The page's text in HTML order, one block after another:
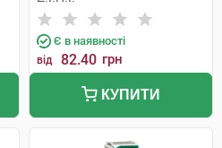
Є в наявності
від 82.40 грн
КУПИТИ